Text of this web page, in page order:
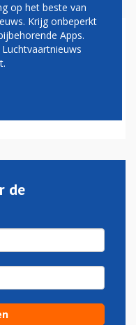
de
op het beste van
Krijg onbeperkt
Apps.